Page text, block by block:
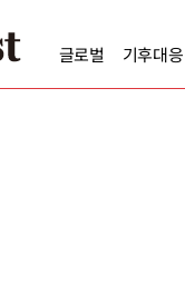
글로벌 기후대응